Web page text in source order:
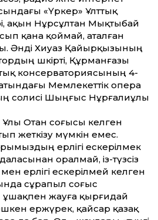
«Үркер» Ұлт­тық
ақын Нұрсұлтан Мықтыбай
қана қоймай, аталған
Әнді Хиуаз Қайыр­қызының
шәкірті, Құрманғазы
консерваториясының 4-
Мемлекет­тік опера
солисі Шыңғыс Нұрғалиұлы
Отан соғысы әкелген
жеткізу мүмкін емес.
ерлігі ескерілмек
даласынан оралмай, із-түзсіз
мен ерлігі ескерілмей келген
сұрапыл соғыс
жауға қырғидай
ержүрек, қайсар қазақ